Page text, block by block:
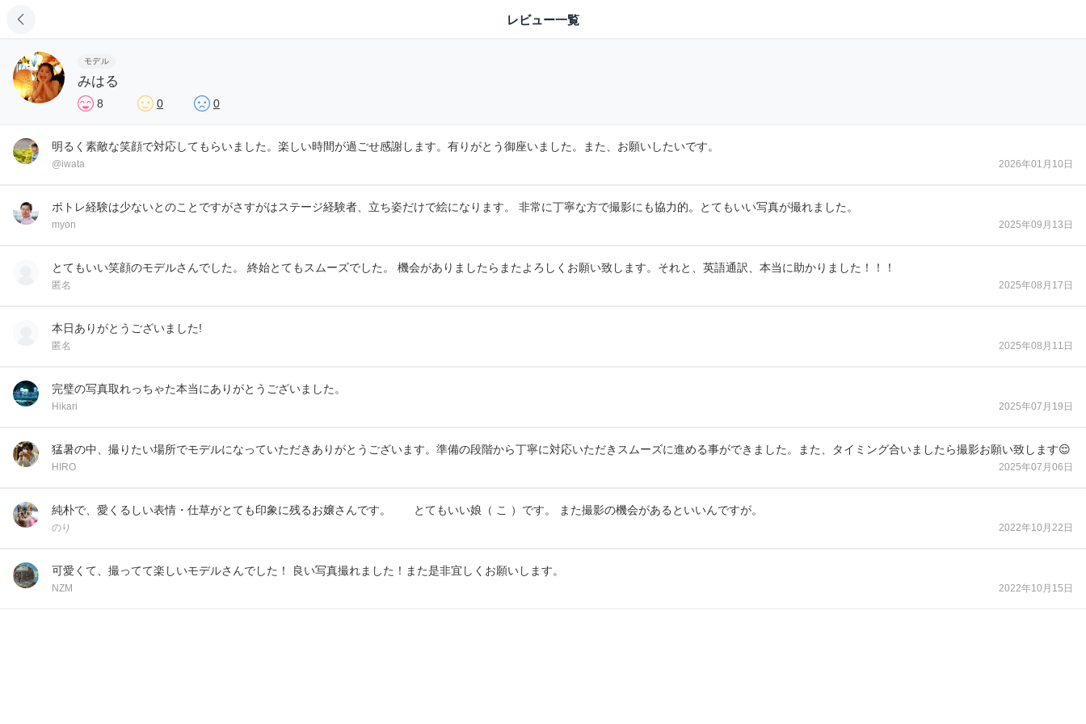
レビュー一覧
モデル
みはる
8 0 0
明るく素敵な笑顔で対応してもらいました。楽しい時間が過ごせ感謝します。有りがとう御座いました。また、お願いしたいです。
@iwata 2026年01月10日
ポトレ経験は少ないとのことですがさすがはステージ経験者、立ち姿だけで絵になります。 非常に丁寧な方で撮影にも協力的。とてもいい写真が撮れました。
myon 2025年09月13日
とてもいい笑顔のモデルさんでした。 終始とてもスムーズでした。 機会がありましたらまたよろしくお願い致します。それと、英語通訳、本当に助かりました！！！
匿名 2025年08月17日
本日ありがとうございました!
匿名 2025年08月11日
完璧の写真取れっちゃた本当にありがとうございました。
Hikari 2025年07月19日
猛暑の中、撮りたい場所でモデルになっていただきありがとうございます。準備の段階から丁寧に対応いただきスムーズに進める事ができました。また、タイミング合いましたら撮影お願い致します😌
HIRO 2025年07月06日
純朴で、愛くるしい表情・仕草がとても印象に残るお嬢さんです。 とてもいい娘（ こ ）です。 また撮影の機会があるといいんですが。
のり 2022年10月22日
可愛くて、撮ってて楽しいモデルさんでした！ 良い写真撮れました！また是非宜しくお願いします。
NZM 2022年10月15日